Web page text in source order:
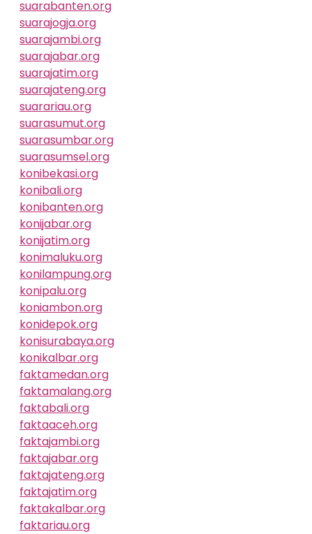
suarabanten.org
suarajogja.org
suarajambi.org
suarajabar.org
suarajatim.org
suarajateng.org
suarariau.org
suarasumut.org
suarasumbar.org
suarasumsel.org
konibekasi.org
konibali.org
konibanten.org
konijabar.org
konijatim.org
konimaluku.org
konilampung.org
konipalu.org
koniambon.org
konidepok.org
konisurabaya.org
konikalbar.org
faktamedan.org
faktamalang.org
faktabali.org
faktaaceh.org
faktajambi.org
faktajabar.org
faktajateng.org
faktajatim.org
faktakalbar.org
faktariau.org